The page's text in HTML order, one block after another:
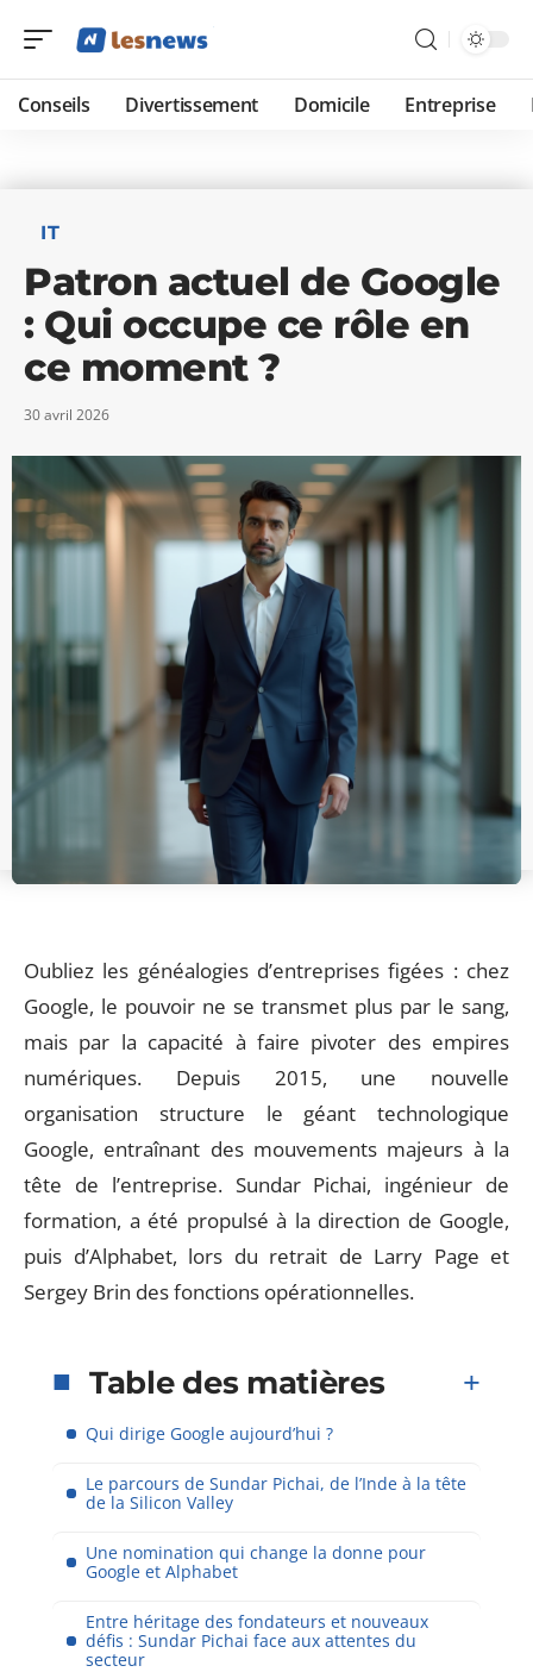
Conseils Divertissement Domicile Entreprise
IT
Patron actuel de Google
: Qui occupe ce rôle en
ce moment ?
30 avril 2026
Oubliez les généalogies d’entreprises figées : chez
Google, le pouvoir ne se transmet plus par le sang,
mais par la capacité à faire pivoter des empires
numériques. Depuis 2015, une nouvelle
organisation structure le géant technologique
Google, entraînant des mouvements majeurs à la
tête de l’entreprise. Sundar Pichai, ingénieur de
formation, a été propulsé à la direction de Google,
puis d’Alphabet, lors du retrait de Larry Page et
Sergey Brin des fonctions opérationnelles.
Table des matières
Qui dirige Google aujourd’hui ?
Le parcours de Sundar Pichai, de l’Inde à la tête
de la Silicon Valley
Une nomination qui change la donne pour
Google et Alphabet
Entre héritage des fondateurs et nouveaux
défis : Sundar Pichai face aux attentes du
secteur